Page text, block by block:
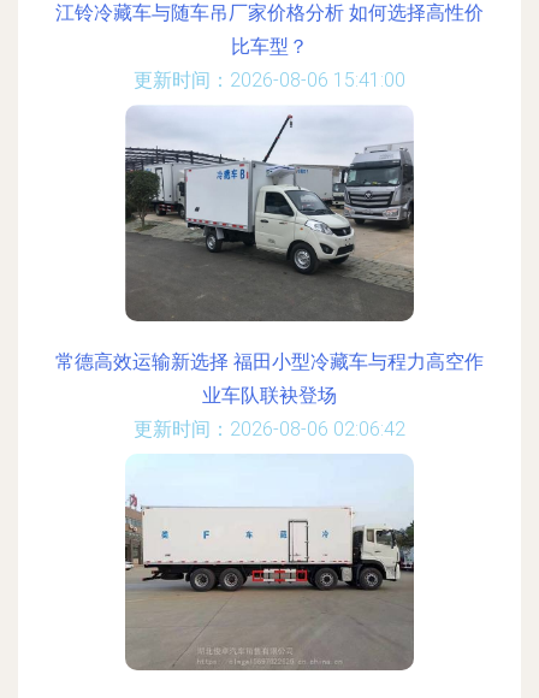
江铃冷藏车与随车吊厂家价格分析 如何选择高性价
比车型？
更新时间：2026-08-06 15:41:00
常德高效运输新选择 福田小型冷藏车与程力高空作
业车队联袂登场
更新时间：2026-08-06 02:06:42